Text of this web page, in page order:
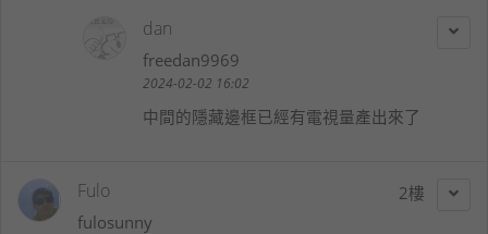
dan
freedan9969
2024-02-02 16:02
中間的隱藏邊框已經有電視量產出來了
2
Fulo
fulosunny